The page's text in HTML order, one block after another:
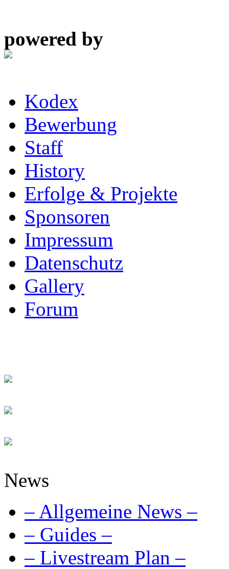
powered by
Kodex
Bewerbung
Staff
History
Erfolge & Projekte
Sponsoren
Impressum
Datenschutz
Gallery
Forum
News
– Allgemeine News –
– Guides –
– Livestream Plan –